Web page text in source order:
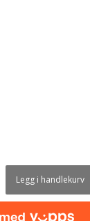
Legg i handlekurv